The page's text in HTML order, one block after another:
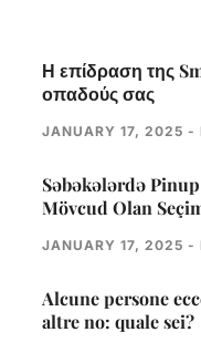
Η επίδραση της
οπαδούς σας
JANUARY 17, 2025
Səbəkələrdə
Mövcud Olan
JANUARY 17, 2025
Alcune persone
altre no: quale sei?